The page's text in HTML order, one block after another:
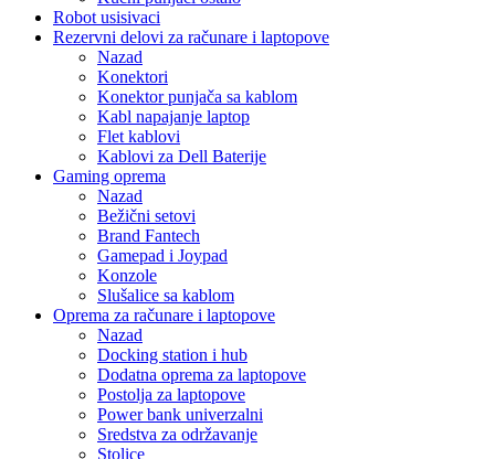
Robot usisivaci
Rezervni delovi za računare i laptopove
Nazad
Konektori
Konektor punjača sa kablom
Kabl napajanje laptop
Flet kablovi
Kablovi za Dell Baterije
Gaming oprema
Nazad
Bežični setovi
Brand Fantech
Gamepad i Joypad
Konzole
Slušalice sa kablom
Oprema za računare i laptopove
Nazad
Docking station i hub
Dodatna oprema za laptopove
Postolja za laptopove
Power bank univerzalni
Sredstva za održavanje
Stolice